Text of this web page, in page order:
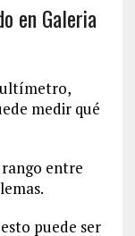
en Galeria
medir qué
entre
puede ser